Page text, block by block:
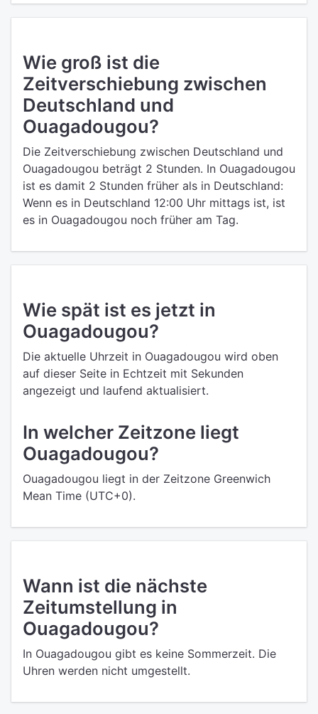
Wie groß ist die
Zeitverschiebung zwischen
Deutschland und
Ouagadougou?
Die Zeitverschiebung zwischen Deutschland und
Ouagadougou beträgt 2 Stunden. In Ouagadougou
ist es damit 2 Stunden früher als in Deutschland:
Wenn es in Deutschland 12:00 Uhr mittags ist, ist
es in Ouagadougou noch früher am Tag.
Wie spät ist es jetzt in
Ouagadougou?
Die aktuelle Uhrzeit in Ouagadougou wird oben
auf dieser Seite in Echtzeit mit Sekunden
angezeigt und laufend aktualisiert.
In welcher Zeitzone liegt
Ouagadougou?
Ouagadougou liegt in der Zeitzone Greenwich
Mean Time (UTC+0).
Wann ist die nächste
Zeitumstellung in
Ouagadougou?
In Ouagadougou gibt es keine Sommerzeit. Die
Uhren werden nicht umgestellt.